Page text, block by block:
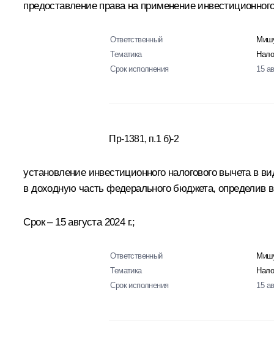
предоставление права на применение
Ответственный
Тематика
Срок исполнения
15
Пр-1381, п.1 б)-2
установление инвестиционного налогового вычета
в доходную часть федерального бюджета, определив
Срок – 15 августа 2024 г.;
Ответственный
Тематика
Срок исполнения
15